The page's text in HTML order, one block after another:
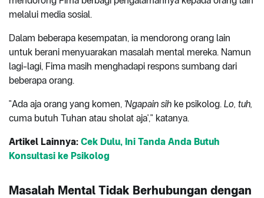
melalui media sosial.
Dalam beberapa kesempatan, ia mendorong orang lain
untuk berani menyuarakan masalah mental mereka. Namun
lagi-lagi, Fima masih menghadapi respons sumbang dari
beberapa orang.
"Ada aja orang yang komen, 'Ngapain sih ke psikolog. Lo, tuh,
cuma butuh Tuhan atau sholat aja'," katanya.
Artikel Lainnya: Cek Dulu, Ini Tanda Anda Butuh
Konsultasi ke Psikolog
Masalah Mental Tidak Berhubungan dengan